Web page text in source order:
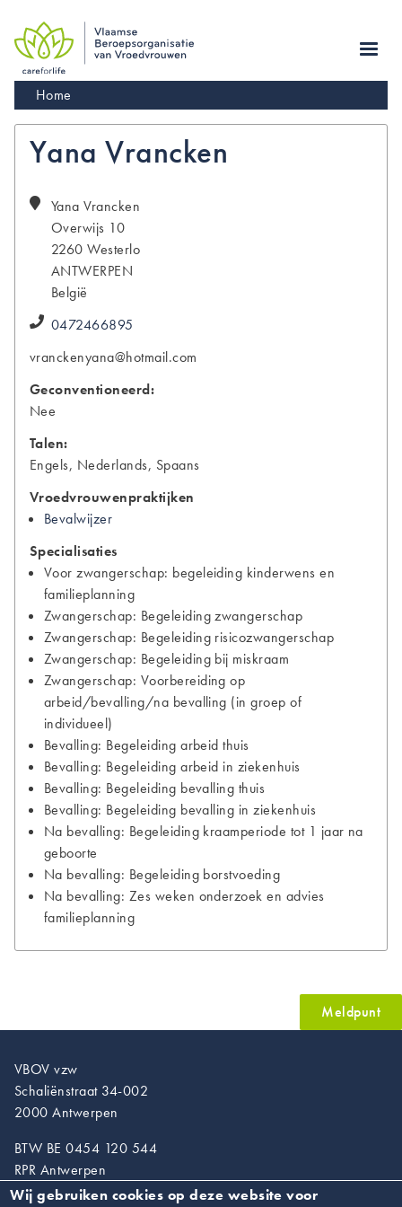
main
navigation
Kruimelpad
Home
Yana Vrancken
Yana Vrancken
Overwijs 10
2260 Westerlo
ANTWERPEN
België
0472466895
vranckenyana@hotmail.com
Geconventioneerd:
Nee
Talen:
Engels, Nederlands, Spaans
Vroedvrouwenpraktijken
Bevalwijzer
Specialisaties
Voor zwangerschap: begeleiding kinderwens en
familieplanning
Zwangerschap: Begeleiding zwangerschap
Zwangerschap: Begeleiding risicozwangerschap
Zwangerschap: Begeleiding bij miskraam
Zwangerschap: Voorbereiding op
arbeid/bevalling/na bevalling (in groep of
individueel)
Bevalling: Begeleiding arbeid thuis
Bevalling: Begeleiding arbeid in ziekenhuis
Bevalling: Begeleiding bevalling thuis
Bevalling: Begeleiding bevalling in ziekenhuis
Na bevalling: Begeleiding kraamperiode tot 1 jaar na
geboorte
Na bevalling: Begeleiding borstvoeding
Na bevalling: Zes weken onderzoek en advies
familieplanning
Meldpunt
VBOV vzw
Schaliënstraat 34-002
2000 Antwerpen
BTW BE 0454 120 544
RPR Antwerpen
Wij gebruiken cookies op deze website voor